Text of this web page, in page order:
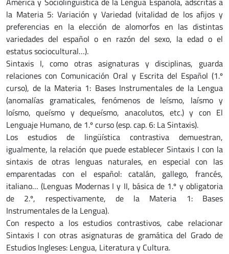
la Materia 5: Variación y Variedad (vitalidad de los afijos y
preferencias en la elección de alomorfos en las distintas
variedades del español o en razón del sexo, la edad o el
estatus sociocultural…).
Sintaxis I, como otras asignaturas y disciplinas, guarda
relaciones con Comunicación Oral y Escrita del Español (1.º
curso), de la Materia 1: Bases Instrumentales de la Lengua
(anomalías gramaticales, fenómenos de leísmo, laísmo y
loísmo, queísmo y dequeísmo, anacolutos, etc.) y con El
Lenguaje Humano, de 1.º curso (esp. cap. 6: La Sintaxis).
Los estudios de lingüística contrastiva demuestran,
igualmente, la relación que puede establecer Sintaxis I con la
sintaxis de otras lenguas naturales, en especial con las
emparentadas con el español: catalán, gallego, francés,
italiano… (Lenguas Modernas I y II, básica de 1.º y obligatoria
de 2.º, respectivamente, de la Materia 1: Bases
Instrumentales de la Lengua).
Con respecto a los estudios contrastivos, cabe relacionar
Sintaxis I con otras asignaturas de gramática del Grado de
Estudios Ingleses: Lengua, Literatura y Cultura.